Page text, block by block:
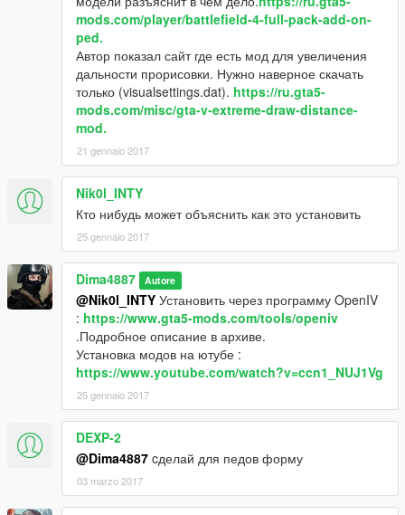
mods.com/player/battlefield-4-full-pack-add-on-
ped.
Автор показал сайт где есть мод для увеличения
дальности прорисовки. Нужно наверное скачать
только (visualsettings.dat). https://ru.gta5-
mods.com/misc/gta-v-extreme-draw-distance-
mod.
21 gennaio 2017
Nik0l_INTY
Кто нибудь может объяснить как это установить
25 gennaio 2017
Dima4887 Autore
@Nik0l_INTY Установить через программу OpenIV
: https://www.gta5-mods.com/tools/openiv
.Подробное описание в архиве.
Установка модов на ютубе :
https://www.youtube.com/watch?v=ccn1_NUJ1Vg
25 gennaio 2017
DEXP-2
@Dima4887 cделай для педов форму
03 marzo 2017